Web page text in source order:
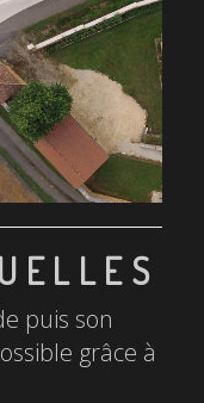
puis son
grâce à